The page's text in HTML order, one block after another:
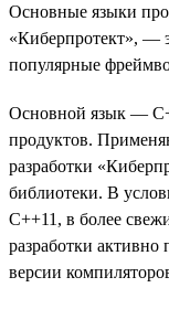
Основные языки
«Киберпротект», —
популярные
Основной язык —
продуктов.
разработки
библиотеки. В
C++11, в более
разработки активно
версии